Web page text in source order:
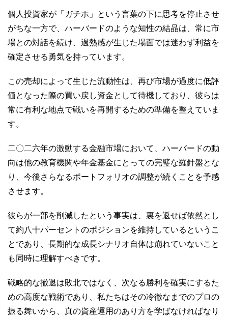
個人投資家が「ガチホ」という言葉の下に思考を停止させ
がちな一方で、ハーバードのような知性の結晶は、常に市
場との対話を続け、過熱感が生じた場面では迷わず利益を
確定させる勇気を持っています。
この売却によって生じた流動性は、再び市場が過度に低評
価となった際の買い戻し資金として待機しており、彼らは
常に有利な地点で戦いを再開するための準備を整えていま
す。
二〇二六年の激動する金融市場において、ハーバードの動
向は他の教育機関や年金基金にとっての完璧な羅針盤とな
り、今後さらなるポートフォリオの調整が続くことを予感
させます。
彼らが一部を削減したという事実は、裏を返せば依然とし
て約八十パーセントのポジションを維持しているというこ
とであり、長期的な成長シナリオ自体は崩れていないこと
も同時に理解すべきです。
戦略的な撤退は敗北ではなく、次なる勝利を確実にするた
めの高度な戦術であり、私たちはその冷徹なまでのプロの
振る舞いから、真の資産運用のあり方を学ばなければなり